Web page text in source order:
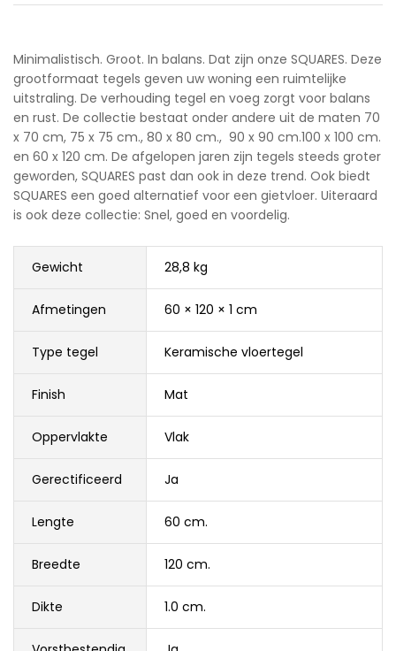
Minimalistisch. Groot. In balans. Dat zijn onze SQUARES. Deze
grootformaat tegels geven uw woning een ruimtelijke
uitstraling. De verhouding tegel en voeg zorgt voor balans
en rust. De collectie bestaat onder andere uit de maten 70
x 70 cm, 75 x 75 cm., 80 x 80 cm., 90 x 90 cm.100 x 100 cm.
en 60 x 120 cm. De afgelopen jaren zijn tegels steeds groter
geworden, SQUARES past dan ook in deze trend. Ook biedt
SQUARES een goed alternatief voor een gietvloer. Uiteraard
is ook deze collectie: Snel, goed en voordelig.
Gewicht 28,8 kg
Afmetingen 60 × 120 × 1 cm
Type tegel Keramische vloertegel
Finish Mat
Oppervlakte Vlak
Gerectificeerd Ja
Lengte 60 cm.
Breedte 120 cm.
Dikte 1.0 cm.